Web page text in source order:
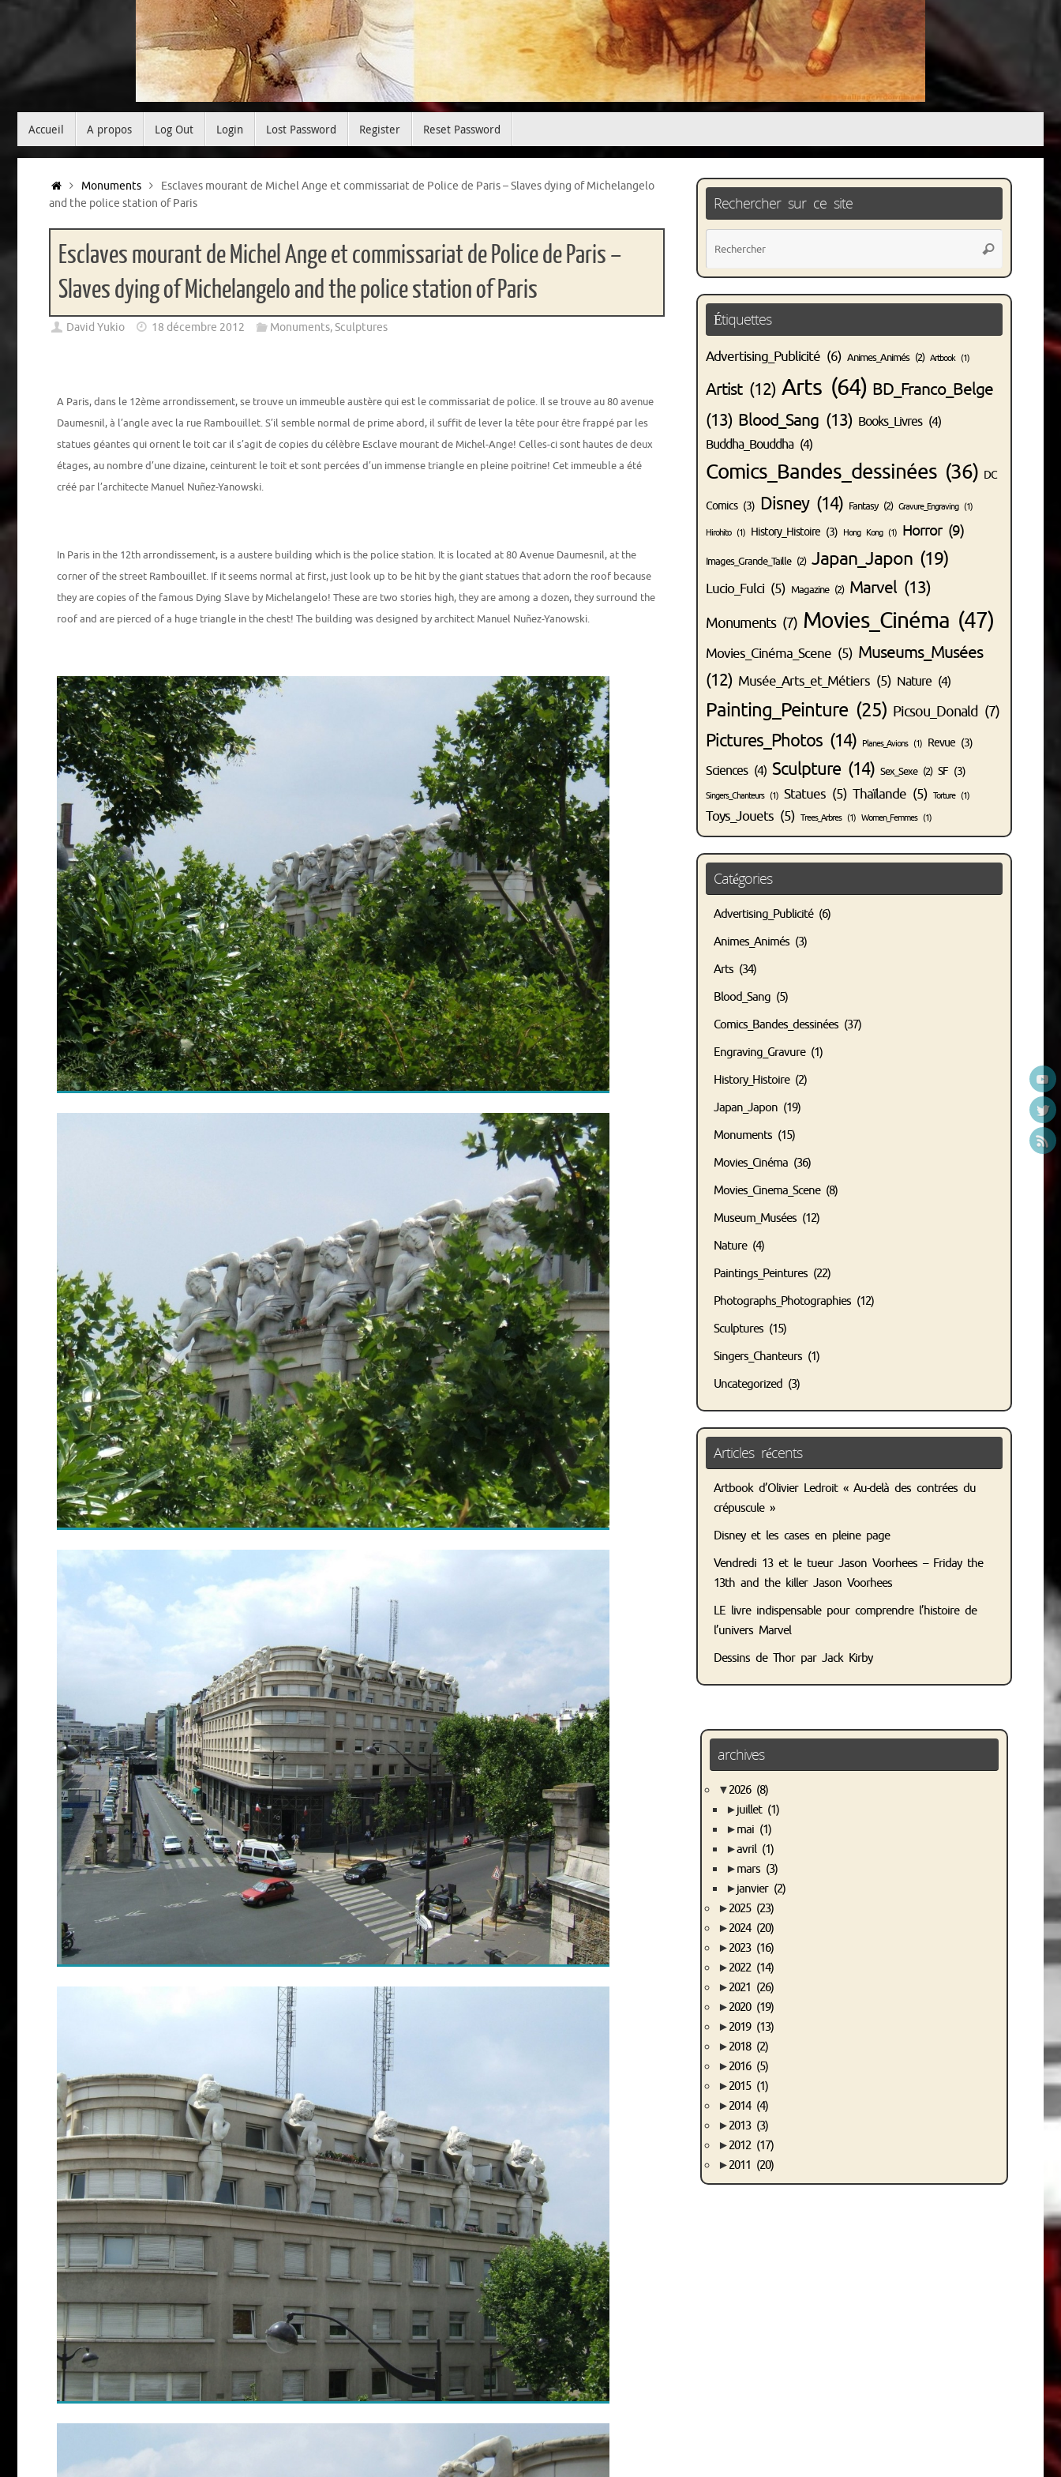
Accueil A propos Log Out Login Lost Password Register Reset Password
Accueil
Monuments
Esclaves mourant de Michel Ange et commissariat de Police de Paris – Slaves dying of Michelangelo
and the police station of Paris
Esclaves mourant de Michel Ange et commissariat de Police de Paris –
Slaves dying of Michelangelo and the police station of Paris
David Yukio 18 décembre 2012 Monuments,Sculptures
A Paris, dans le 12ème arrondissement, se trouve un immeuble austère qui est le commissariat de police. Il se trouve au 80 avenue
Daumesnil, à l’angle avec la rue Rambouillet. S’il semble normal de prime abord, il suffit de lever la tête pour être frappé par les
statues géantes qui ornent le toit car il s’agit de copies du célèbre Esclave mourant de Michel-Ange! Celles-ci sont hautes de deux
étages, au nombre d’une dizaine, ceinturent le toit et sont percées d’un immense triangle en pleine poitrine! Cet immeuble a été
créé par l’architecte Manuel Nuñez-Yanowski.
In Paris in the 12th arrondissement, is a austere building which is the police station. It is located at 80 Avenue Daumesnil, at the
corner of the street Rambouillet. If it seems normal at first, just look up to be hit by the giant statues that adorn the roof because
they are copies of the famous Dying Slave by Michelangelo! These are two stories high, they are among a dozen, they surround the
roof and are pierced of a huge triangle in the chest! The building was designed by architect Manuel Nuñez-Yanowski.
Rechercher sur ce site
:
Rechercher
Étiquettes
Advertising_Publicité (6) Animes_Animés(2) Artbook(1)
Artist(12) Arts (64) BD_Franco_Belge
(13) Blood_Sang (13) Books_Livres(4)
Buddha_Bouddha(4)
Comics_Bandes_dessinées (36) DC
Comics(3) Disney(14) Fantasy(2) Gravure_Engraving(1)
Hirohito(1) History_Histoire (3) Hong Kong(1) Horror(9)
Images_Grande_Taille(2) Japan_Japon (19)
Lucio_Fulci (5) Magazine(2) Marvel(13)
Monuments(7) Movies_Cinéma (47)
Movies_Cinéma_Scene (5) Museums_Musées
(12) Musée_Arts_et_Métiers (5) Nature (4)
Painting_Peinture(25) Picsou_Donald (7)
Pictures_Photos (14) Planes_Avions(1) Revue (3)
Sciences(4) Sculpture(14) Sex_Sexe(2) SF (3)
Singers_Chanteurs(1) Statues (5) Thaïlande (5) Torture(1)
Toys_Jouets (5) Trees_Arbres(1) Women_Femmes(1)
Catégories
Advertising_Publicité(6)
Animes_Animés (3)
Arts (34)
Blood_Sang (5)
Comics_Bandes_dessinées (37)
Engraving_Gravure(1)
History_Histoire(2)
Japan_Japon (19)
Monuments (15)
Movies_Cinéma (36)
Movies_Cinema_Scene(8)
Museum_Musées (12)
Nature(4)
Paintings_Peintures (22)
Photographs_Photographies (12)
Sculptures (15)
Singers_Chanteurs (1)
Uncategorized (3)
Articles récents
Artbook d’Olivier Ledroit « Au-delà des contrées du
crépuscule »
Disney et les cases en pleine page
Vendredi 13 et le tueur Jason Voorhees – Friday the
13th and the killer Jason Voorhees
LE livre indispensable pour comprendre l’histoire de
l’univers Marvel
Dessins de Thor par Jack Kirby
archives
▼2026 (8)
►juillet (1)
►mai (1)
►avril (1)
►mars (3)
►janvier (2)
►2025 (23)
►2024 (20)
►2023 (16)
►2022 (14)
►2021 (26)
►2020 (19)
►2019 (13)
►2018 (2)
►2016 (5)
►2015 (1)
►2014 (4)
►2013 (3)
►2012 (17)
►2011 (20)